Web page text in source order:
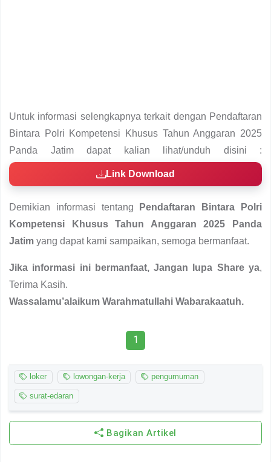
Untuk informasi selengkapnya terkait dengan Pendaftaran
Bintara Polri Kompetensi Khusus Tahun Anggaran 2025
Panda Jatim dapat kalian lihat/unduh disini :
Link Download
Demikian informasi tentang
Pendaftaran Bintara Polri
Kompetensi Khusus Tahun Anggaran 2025 Panda
Jatim yang dapat kami sampaikan, semoga bermanfaat.
Jika informasi ini bermanfaat, Jangan lupa Share ya,
Terima Kasih.
Wassalamu’alaikum Warahmatullahi Wabarakaatuh.
1
loker lowongan-kerja pengumuman
surat-edaran
Bagikan Artikel